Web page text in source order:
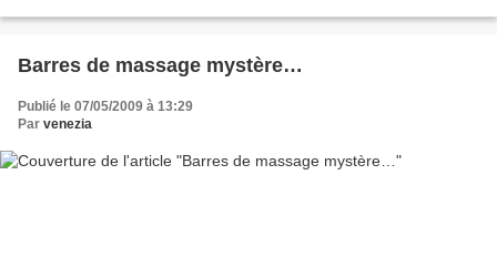
Barres de massage mystère…
Publié le 07/05/2009 à 13:29
Par venezia